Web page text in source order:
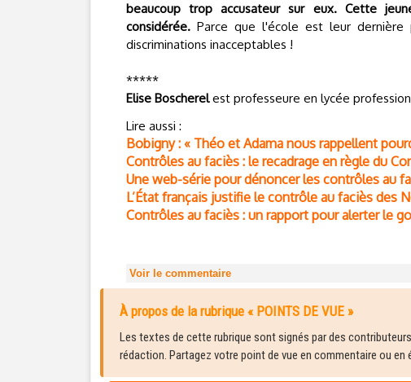
beaucoup trop accusateur sur eux. Cette
considérée. Parce que l'école est leur
discriminations inacceptables !
*****
Elise Boscherelest professeure en lycée
Lire aussi :
Bobigny : « Théo et Adama nous rappellent
Contrôles au faciès : le recadrage en règle du
Une web-série pour dénoncer les contrôles au
L’État français justifie le contrôle au faciès des
Contrôles au faciès : un rapport pour alerter le
Voir le commentaire
À propos de la rubrique « POINTS DE VUE »
Les textes de cette rubrique sont signés par des
rédaction. Partagez votre point de vue en commentaire ou en